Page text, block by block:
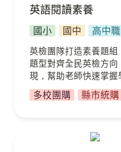
英語閱讀素養
國小 國中 高中職
英檢團隊打造素養題組
題型對齊全民英檢方
現，幫助老師快速掌握
多校團購 縣市統購
科學